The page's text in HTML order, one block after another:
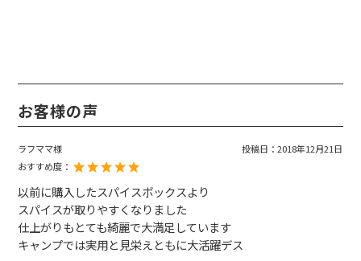
お客様の声
ラフママ様 投稿日：2018年12月21日
おすすめ度：
以前に購入したスパイスボックスより
スパイスが取りやすくなりました
仕上がりもとても綺麗で大満足しています
キャンプでは実用と見栄えともに大活躍デス